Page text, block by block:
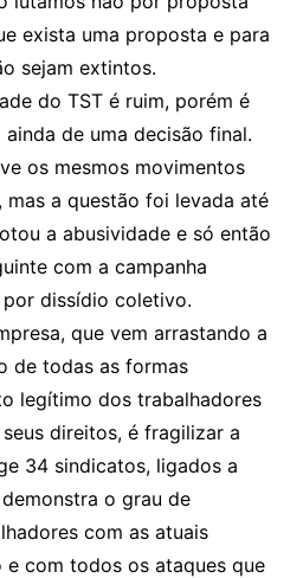
exista uma proposta e para
sejam extintos.
do TST é ruim, porém é
de uma decisão final.
os mesmos movimentos
a questão foi levada até
a abusividade e só então
com a campanha
dissídio coletivo.
que vem arrastando a
de todas as formas
legítimo dos trabalhadores
direitos, é fragilizar a
34 sindicatos, ligados a
o grau de
com as atuais
com todos os ataques que